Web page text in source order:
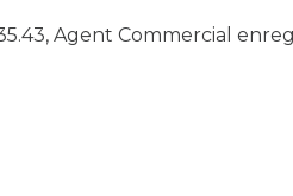
Agent Commercial